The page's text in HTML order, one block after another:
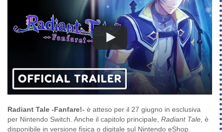
Radiant Tale -Fanfare!- è atteso per il 27 giugno in esclusiva
per Nintendo Switch. Anche il capitolo principale, Radiant Tale , è
disponibile in versione fisica o digitale sul Nintendo eShop.